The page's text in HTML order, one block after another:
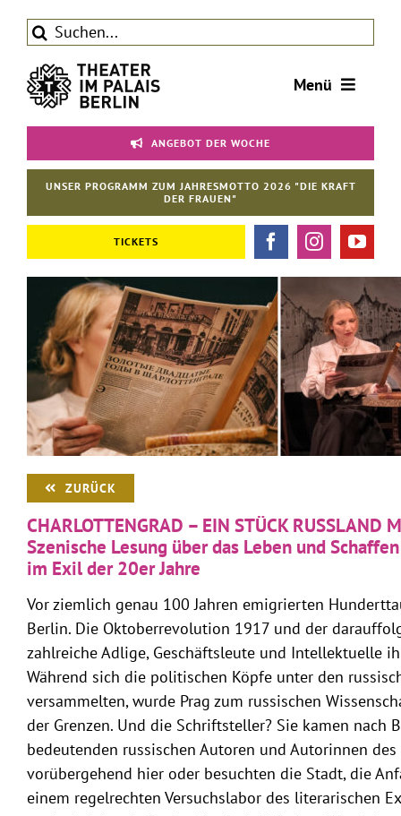
Inhalt
springen
Suche
Menü
Tickets
Theater
ANGEBOT DER WOCHE
UNSER PROGRAMM ZUM JAHRESMOTTO 2026 "DIE KRAFT
DER FRAUEN"
TICKETS
ZURÜCK
CHARLOTTENGRAD – EIN STÜCK RUSSLAND
Szenische Lesung über das Leben und
im Exil der 20er Jahre
Vor ziemlich genau 100 Jahren emigrierten
Berlin. Die Oktoberrevolution 1917 und der
zahlreiche Adlige, Geschäftsleute und Intellektuelle
Während sich die politischen Köpfe unter den
versammelten, wurde Prag zum russischen
der Grenzen. Und die Schriftsteller? Sie kamen nach
bedeutenden russischen Autoren und Autorinnen
vorübergehend hier oder besuchten die Stadt, die
einem regelrechten Versuchslabor des literarischen